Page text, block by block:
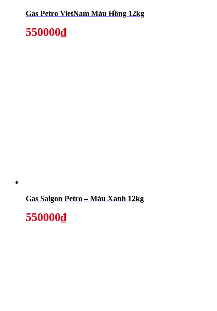
Gas Petro VietNam Màu Hồng 12kg
550000₫
Gas Saigon Petro – Màu Xanh 12kg
550000₫